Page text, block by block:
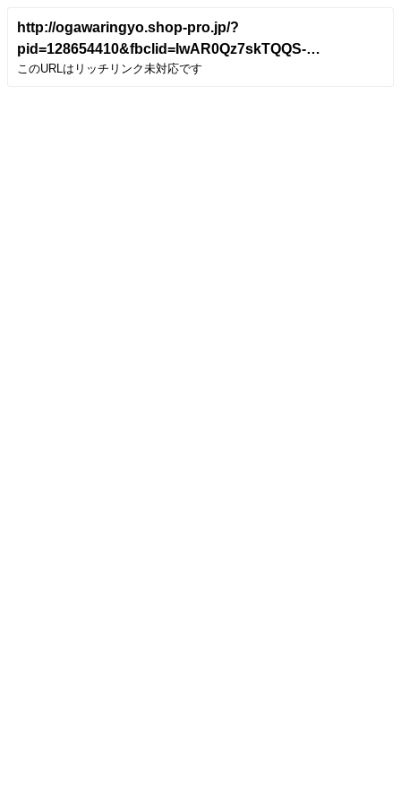
http://ogawaringyo.shop-pro.jp/?
pid=128654410&fbclid=IwAR0Qz7skTQQS-
このURLはリッチリンク未対応です